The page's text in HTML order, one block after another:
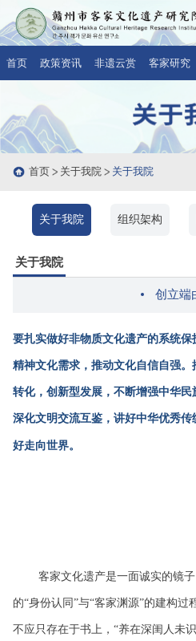
首页 政策资讯 非遗云赏 客家研究
首页 关于我院 关于我院
关于我院 组织架构
关于我院
创立端
要扎实做好非物质文化遗产的系统
精神文化需求，推动文化自信自强
转化，创新型发展，不断增强中华民
深化文明交流互鉴，讲好中华优秀
好走向世界。
客家文化遗产是一面诚实的镜
的“身份认同”与“客家渊源”的建构过
不应只存在于书上，“养在深闺人未